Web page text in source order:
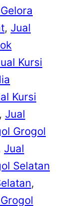
, Jual
Kursi
Kursi
, Jual
Grogol
Jual
Selatan